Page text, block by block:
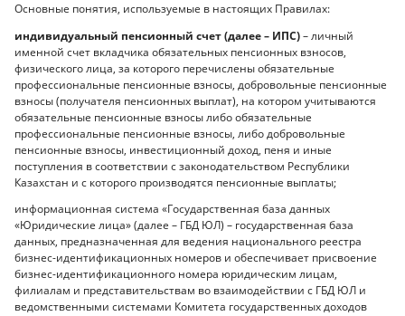
Основные понятия, используемые в настоящих Правилах:
индивидуальный пенсионный счет (далее – ИПС)– личный
именной счет вкладчика обязательных пенсионных взносов,
физического лица, за которого перечислены обязательные
профессиональные пенсионные взносы, добровольные пенсионные
взносы (получателя пенсионных выплат), на котором учитываются
обязательные пенсионные взносы либо обязательные
профессиональные пенсионные взносы, либо добровольные
пенсионные взносы, инвестиционный доход, пеня и иные
поступления в соответствии с законодательством Республики
Казахстан и с которого производятся пенсионные выплаты;
информационная система «Государственная база данных
«Юридические лица» (далее – ГБД ЮЛ) – государственная база
данных, предназначенная для ведения национального реестра
бизнес-идентификационных номеров и обеспечивает присвоение
бизнес-идентификационного номера юридическим лицам,
филиалам и представительствам во взаимодействии с ГБД ЮЛ и
ведомственными системами Комитета государственных доходов